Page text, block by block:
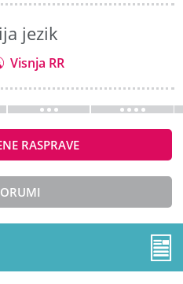
jezik
Visnja RR
RASPRAVE